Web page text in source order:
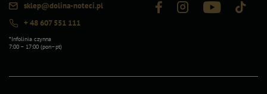
sklep@dolina-noteci.pl
+ 48 607 551 111
*Infolinia czynna
7:00 – 17:00 (pon–pt)